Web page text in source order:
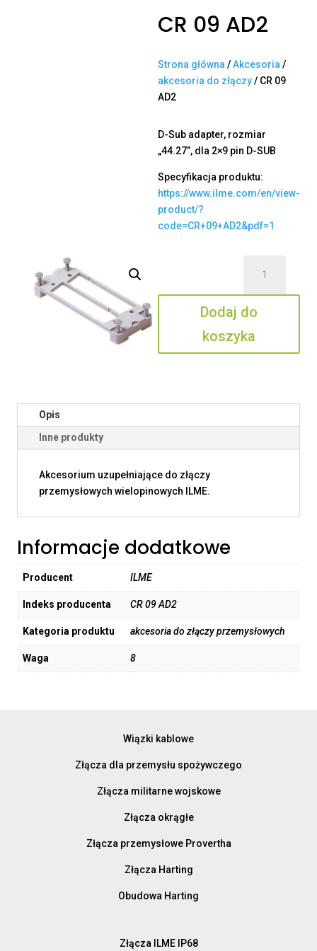
CR 09 AD2
Strona główna /Akcesoria /
akcesoria do złączy/ CR 09
AD2
D-Sub adapter, rozmiar
„44.27”, dla 2×9 pin D-SUB
Specyfikacja produktu:
https://www.ilme.com/en/view-
product/?
code=CR+09+AD2&pdf=1
09
AD2
Dodaj do
koszyka
Opis
Inne produkty
Akcesorium uzupełniające do złączy
przemysłowych wielopinowych ILME.
Informacje dodatkowe
Producent ILME
Indeks producenta CR 09 AD2
Kategoria produktu akcesoria do złączy przemysłowych
Waga 8
Wiązki kablowe
Złącza dla przemysłu spożywczego
Złącza militarne wojskowe
Złącza okrągłe
Złącza przemysłowe Provertha
Złącza Harting
Obudowa Harting
Złącza ILME IP68